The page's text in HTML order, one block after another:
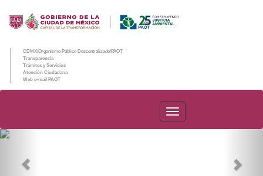
CDMX/Organismo Público Descentralizado/PAOT
Transparencia
Trámites y Servicios
Atención Ciudadana
Web e-mail PAOT
PAOT